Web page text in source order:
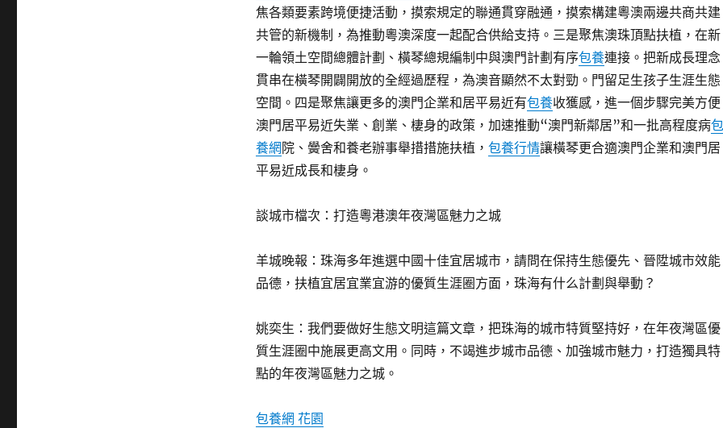
焦各類要素跨境便捷活動，摸索規定的聯通貫穿融通，摸索構建粵澳兩邊共商共建
共管的新機制，為推動粵澳深度一起配合供給支持。三是聚焦澳珠頂點扶植，在新
一輪領土空間總體計劃、橫琴總規編制中與澳門計劃有序包養連接。把新成長理念
貫串在橫琴開闢開放的全經過歷程，為澳音顯然不太對勁。門留足生孩子生涯生態
空間。四是聚焦讓更多的澳門企業和居平易近有包養收獲感，進一個步驟完美方便
澳門居平易近失業、創業、棲身的政策，加速推動“澳門新鄰居”和一批高程度病包
養網 院、黌舍和養老辦事舉措措施扶植， 包養行情讓橫琴更合適澳門企業和澳門居
平易近成長和棲身。
談城市檔次：打造粵港澳年夜灣區魅力之城
羊城晚報：珠海多年進選中國十佳宜居城市，請問在保持生態優先、晉陞城市效能
品德，扶植宜居宜業宜游的優質生涯圈方面，珠海有什么計劃與舉動？
姚奕生：我們要做好生態文明這篇文章，把珠海的城市特質堅持好，在年夜灣區優
質生涯圈中施展更高文用。同時，不竭進步城市品德、加強城市魅力，打造獨具特
點的年夜灣區魅力之城。
包養網 花園